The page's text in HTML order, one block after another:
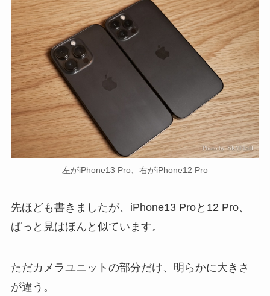
左がiPhone13 Pro、右がiPhone12 Pro
先ほども書きましたが、iPhone13 Proと12 Pro、
ぱっと見はほんと似ています。
ただカメラユニットの部分だけ、明らかに大きさ
が違う。